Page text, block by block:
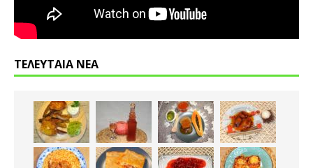
ΤΕΛΕΥΤΑΙΑ ΝΕΑ